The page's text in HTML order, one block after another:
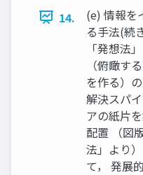
14.
(e) 情報を
る手法(続
「発想法
（俯瞰す
を作る）
解決スパ
アの紙片
配置 （図
法」より
て， 発展